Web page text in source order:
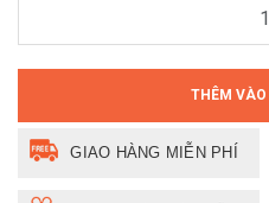
THÊM
GIAO HÀNG MIỄN PHÍ